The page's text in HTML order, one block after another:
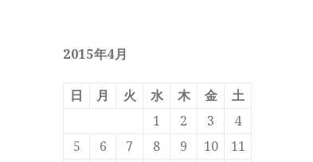
2015年4月
日 月 火 水 木 金
土
1
2 3
4
5
6 7 8 9 10
11